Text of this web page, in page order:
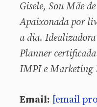
Gisele, Sou Mãe
Apaixonada por
a dia.
Planner
IMPI e Marketing
Email: [email